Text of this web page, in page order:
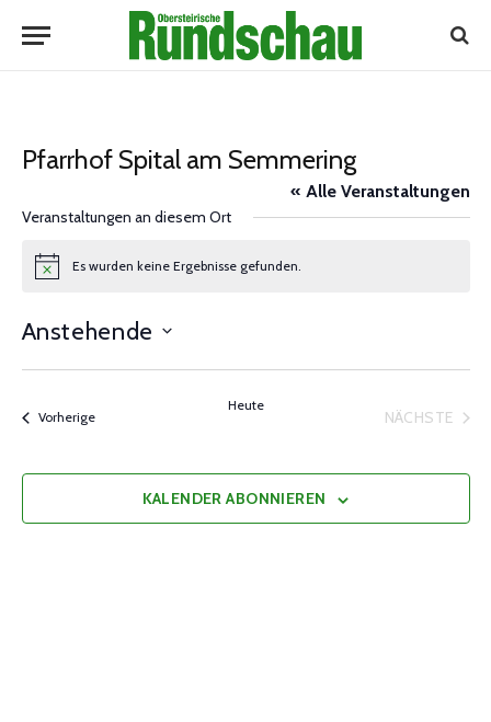
Pfarrhof Spital am Semmering
« Alle Veranstaltungen
Veranstaltungen an diesem Ort
Notice Es wurden keine Ergebnisse gefunden.
Anstehende
VorherigeVeranstaltungen
Heute
NÄCHSTE
KALENDER ABONNIEREN